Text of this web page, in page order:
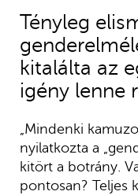
Tényleg
kitalálta az
igény lenne
„Mindenki
nyilatkozta a
kitört a botrány.
pontosan? Teljes